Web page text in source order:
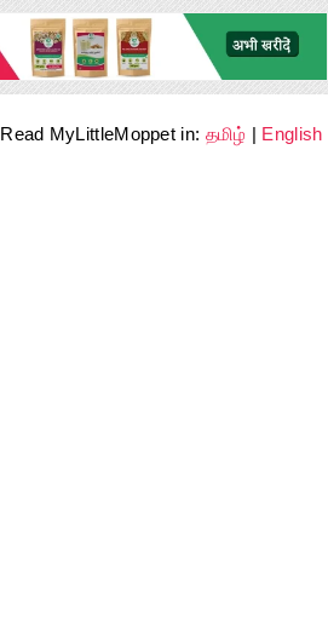
Read MyLittleMoppet in: தமிழ் | English